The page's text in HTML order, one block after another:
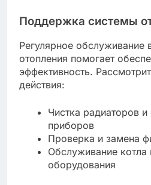
Поддержка системы
Регулярное обслуживание
отопления помогает
эффективность.
действия:
Чистка радиаторов и
приборов
Проверка и замена
Обслуживание котла
оборудования